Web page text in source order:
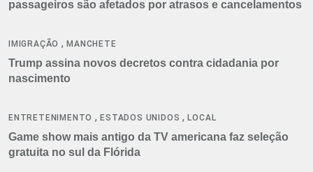
passageiros são afetados por atrasos e cancelamentos
IMIGRAÇÃO ,MANCHETE
Trump assina novos decretos contra cidadania por
nascimento
ENTRETENIMENTO ,ESTADOS UNIDOS ,LOCAL
Game show mais antigo da TV americana faz seleção
gratuita no sul da Flórida